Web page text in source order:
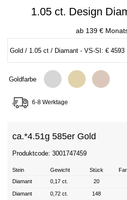
1.05 ct. Design
ab 139 €
Goldfarbe
6-8 Werktage
ca.*4.51g 585er Gold
Produktcode: 3001747459
Stein Gewicht Stück
Diamant
0,17 ct. 20
Diamant 0,72 ct. 148